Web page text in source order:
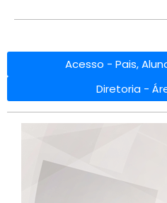
Acesso - Pais,
Diretoria -